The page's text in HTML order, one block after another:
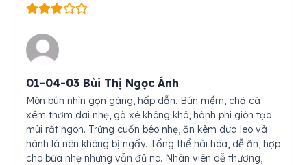
01-04-03 Bùi Thị Ngọc Ánh
Món bún nhìn gọn gàng, hấp dẫn. Bún mềm, chả cá
xém thơm dai nhẹ, gà xé không khô, hành phi giòn tạo
mùi rất ngon. Trứng cuốn béo nhẹ, ăn kèm dưa leo và
hành lá nên không bị ngấy. Tổng thể hài hòa, dễ ăn, hợp
cho bữa nhẹ nhưng vẫn đủ no. Nhân viên dễ thương,